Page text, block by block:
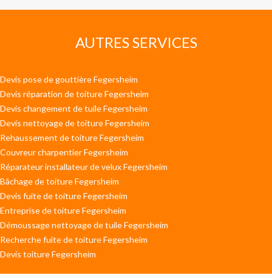
AUTRES SERVICES
Devis pose de gouttière Fegersheim
Devis réparation de toiture Fegersheim
Devis changement de tuile Fegersheim
Devis nettoyage de toiture Fegersheim
Rehaussement de toiture Fegersheim
Couvreur charpentier Fegersheim
Réparateur installateur de velux Fegersheim
Bâchage de toiture Fegersheim
Devis fuite de toiture Fegersheim
Entreprise de toiture Fegersheim
Démoussage nettoyage de tuile Fegersheim
Recherche fuite de toiture Fegersheim
Devis toiture Fegersheim